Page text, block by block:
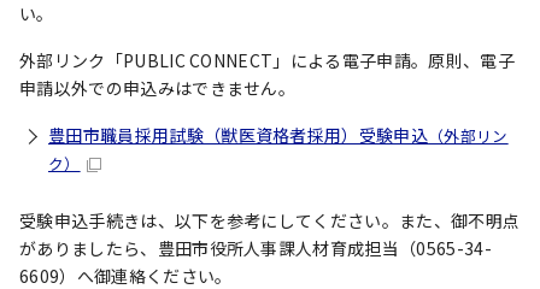
い。
外部リンク「PUBLIC CONNECT」による電子申請。原則、電子
申請以外での申込みはできません。
豊田市職員採用試験（獣医資格者採用）受験申込 （外部リン
ク）
受験申込手続きは、以下を参考にしてください。また、御不明点
がありましたら、豊田市役所人事課人材育成担当（0565-34-
6609）へ御連絡ください。